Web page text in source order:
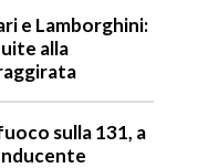
e Lamborghini:
alla
sulla 131, a